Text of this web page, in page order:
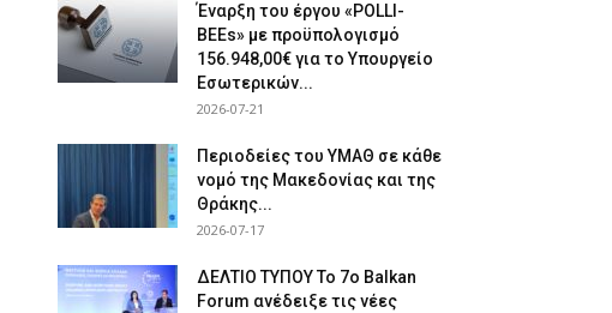
Έναρξη του έργου «POLLI-
BEEs» με προϋπολογισμό
156.948,00€ για το Υπουργείο
Εσωτερικών...
2026-07-21
Περιοδείες του ΥΜΑΘ σε κάθε
νομό της Μακεδονίας και της
Θράκης...
2026-07-17
ΔΕΛΤΙΟ ΤΥΠΟΥ Το 7ο Balkan
Forum ανέδειξε τις νέες